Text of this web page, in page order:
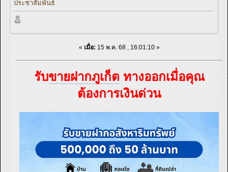
ประชาสัมพันธ์
« เมื่อ: 15 พ.ค. 68 , 16:01:10 »
รับขายฝากภูเก็ต ทางออกเมื่อคุณ
ต้องการเงินด่วน